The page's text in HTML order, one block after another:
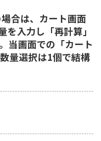
合は、カート画面
入力し「再計算」
当画面での「カート
量選択は1個で結構